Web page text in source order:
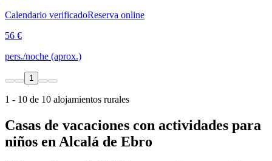
Calendario verificadoReserva online
56 €
pers./noche (aprox.)
1
1 - 10 de 10 alojamientos rurales
Casas de vacaciones con actividades para
niños en Alcalá de Ebro